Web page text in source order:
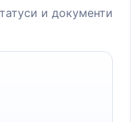
и документи